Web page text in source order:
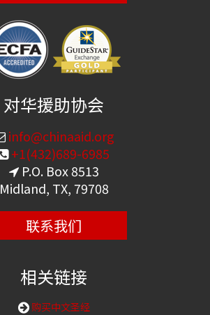
对华援助协会
info@chinaaid.org
+1(432)689-6985
P.O. Box 8513
Midland, TX, 79708
联系我们
相关链接
购买中文圣经